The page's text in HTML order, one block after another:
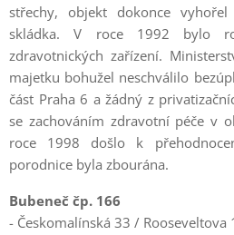
střechy, objekt dokonce
skládka. V roce 1992 bylo
zdravotnických zařízení.
majetku bohužel neschválilo
část Praha 6 a žádný z
se zachováním zdravotní péče v
roce 1998 došlo k
porodnice byla zbourána.
Bubeneč čp. 166
- Českomalínská 33 /